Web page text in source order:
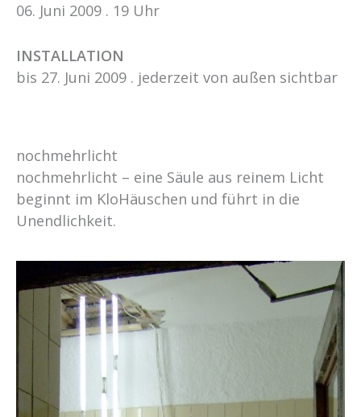
06. Juni 2009 . 19 Uhr
INSTALLATION
bis 27. Juni 2009 . jederzeit von außen sichtbar
nochmehrlicht
nochmehrlicht – eine Säule aus reinem Licht
beginnt im KloHäuschen und führt in die
Unendlichkeit.